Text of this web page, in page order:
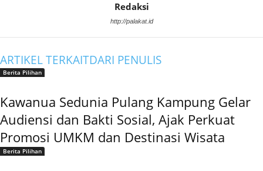
Redaksi
http://palakat.id
ARTIKEL TERKAITDARI PENULIS
Berita Pilihan
Kawanua Sedunia Pulang Kampung Gelar
Audiensi dan Bakti Sosial, Ajak Perkuat
Promosi UMKM dan Destinasi Wisata
Berita Pilihan